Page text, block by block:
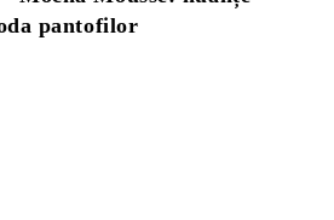
pantofilor